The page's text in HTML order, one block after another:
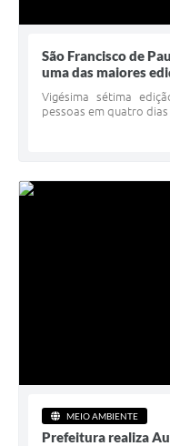
São Francisco de
uma das maiores
Vigésima sétima
pessoas em quatro
MEIO AMBIENTE
Prefeitura realiza